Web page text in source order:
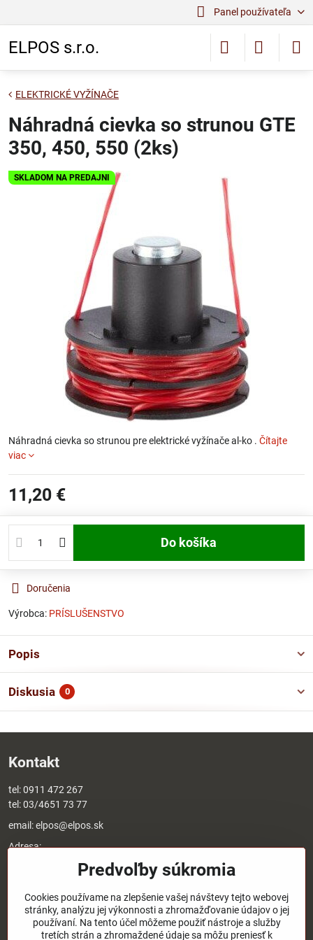
Panel používateľa
ELPOS s.r.o.
SKLADOM NA PREDAJNI
ELEKTRICKÉ VYŽÍNAČE
Náhradná cievka so strunou GTE
350, 450, 550 (2ks)
Náhradná cievka so strunou pre elektrické vyžínače al-ko . Čítajte
viac
11,20 €
Do košíka
Doručenia
Výrobca: PRÍSLUŠENSTVO
Popis
Diskusia 0
Kontakt
tel:0911 472 267
tel:03/4651 73 77
email:elpos@elpos.sk
Adresa:
Štefánikova 1470/50c
Otváracie hodiny:
8:00 - 17:00 pondelok - piatok
8:00 - 12:00 sobota
Predvoľby súkromia
Cookies používame na zlepšenie vašej návštevy tejto webovej
stránky, analýzu jej výkonnosti a zhromažďovanie údajov o jej
používaní. Na tento účel môžeme použiť nástroje a služby
tretích strán a zhromaždené údaje sa môžu preniesť k